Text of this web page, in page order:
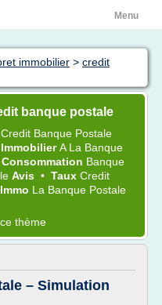
Menu
immobilier > credit
banque postale
Credit Banque Postale
ImmobilierA La Banque
Consommation Banque
Avis • Taux Credit
Immo La Banque Postale
thème
– Simulation